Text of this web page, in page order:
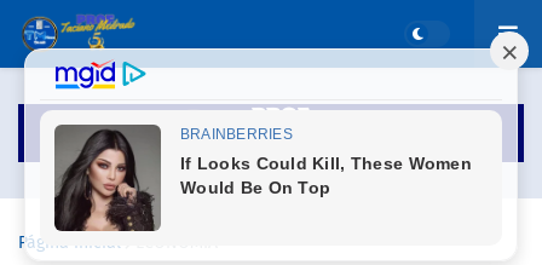
Página inicial